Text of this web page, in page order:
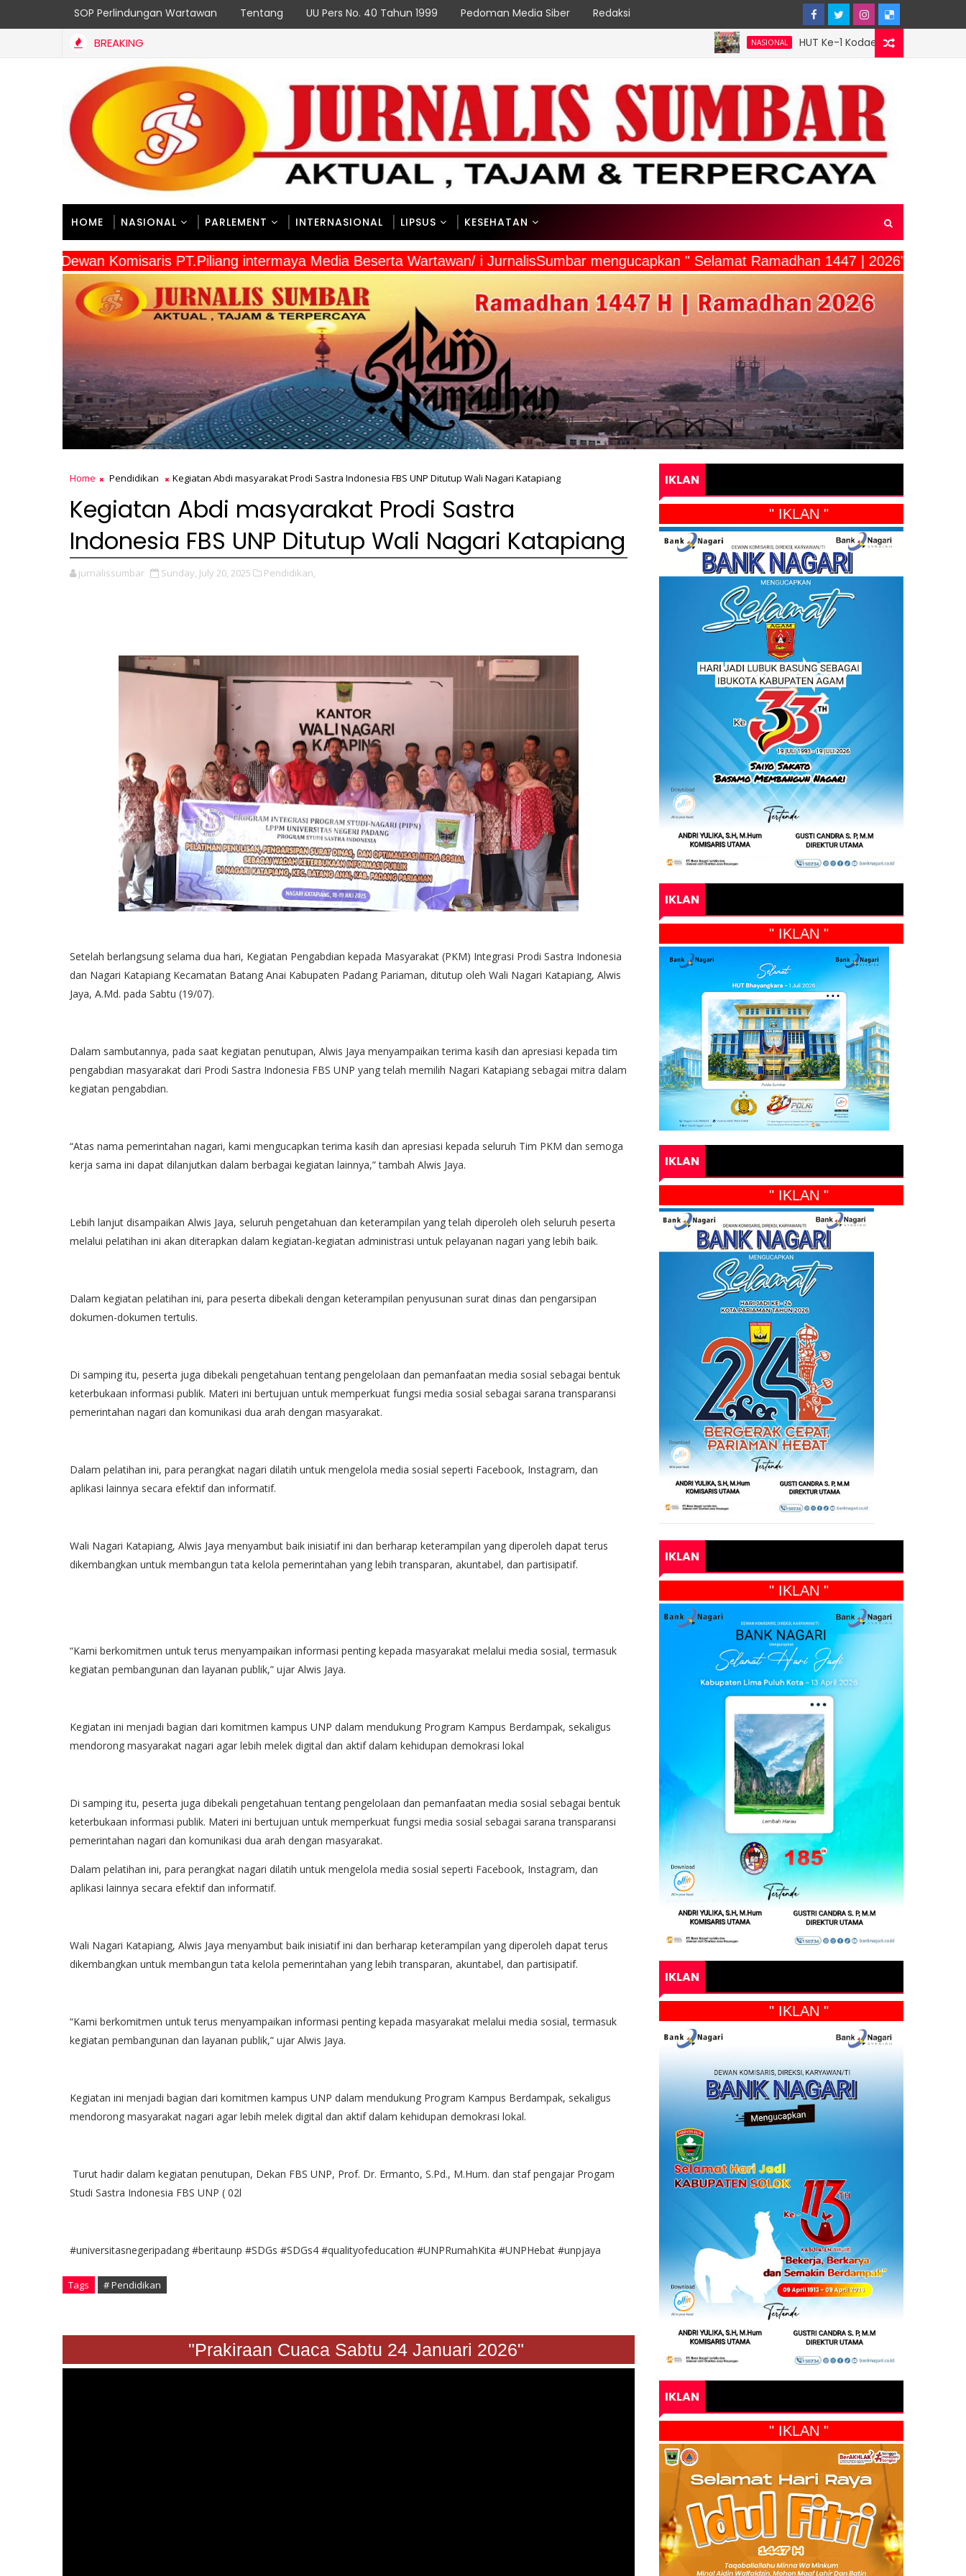
SOP Perlindungan Wartawan Tentang UU Pers No. 40 Tahun 1999 Pedoman Media Siber Redaksi
BREAKING NASIONAL HUT Ke-1 Kodaeral XIV Aster Pangkoarmada III
HOME NASIONAL PARLEMENT INTERNASIONAL LIPSUS KESEHATAN
" Dewan Komisaris PT.Piliang intermaya Media Beserta Wartawan/ i JurnalisSumbar mengucapkan " Selamat Ramadhan 1447 | 2026"
Home Pendidikan Kegiatan Abdi masyarakat Prodi Sastra Indonesia FBS UNP Ditutup Wali Nagari Katapiang
Kegiatan Abdi masyarakat Prodi Sastra
Indonesia FBS UNP Ditutup Wali Nagari Katapiang
jurnalissumbar Sunday, July 20, 2025 Pendidikan,
Setelah berlangsung selama dua hari, Kegiatan Pengabdian kepada Masyarakat (PKM) Integrasi Prodi Sastra Indonesia
dan Nagari Katapiang Kecamatan Batang Anai Kabupaten Padang Pariaman, ditutup oleh Wali Nagari Katapiang, Alwis
Jaya, A.Md. pada Sabtu (19/07).
Dalam sambutannya, pada saat kegiatan penutupan, Alwis Jaya menyampaikan terima kasih dan apresiasi kepada tim
pengabdian masyarakat dari Prodi Sastra Indonesia FBS UNP yang telah memilih Nagari Katapiang sebagai mitra dalam
kegiatan pengabdian.
“Atas nama pemerintahan nagari, kami mengucapkan terima kasih dan apresiasi kepada seluruh Tim PKM dan semoga
kerja sama ini dapat dilanjutkan dalam berbagai kegiatan lainnya,” tambah Alwis Jaya.
Lebih lanjut disampaikan Alwis Jaya, seluruh pengetahuan dan keterampilan yang telah diperoleh oleh seluruh peserta
melalui pelatihan ini akan diterapkan dalam kegiatan-kegiatan administrasi untuk pelayanan nagari yang lebih baik.
Dalam kegiatan pelatihan ini, para peserta dibekali dengan keterampilan penyusunan surat dinas dan pengarsipan
dokumen-dokumen tertulis.
Di samping itu, peserta juga dibekali pengetahuan tentang pengelolaan dan pemanfaatan media sosial sebagai bentuk
keterbukaan informasi publik. Materi ini bertujuan untuk memperkuat fungsi media sosial sebagai sarana transparansi
pemerintahan nagari dan komunikasi dua arah dengan masyarakat.
Dalam pelatihan ini, para perangkat nagari dilatih untuk mengelola media sosial seperti Facebook, Instagram, dan
aplikasi lainnya secara efektif dan informatif.
Wali Nagari Katapiang, Alwis Jaya menyambut baik inisiatif ini dan berharap keterampilan yang diperoleh dapat terus
dikembangkan untuk membangun tata kelola pemerintahan yang lebih transparan, akuntabel, dan partisipatif.
“Kami berkomitmen untuk terus menyampaikan informasi penting kepada masyarakat melalui media sosial, termasuk
kegiatan pembangunan dan layanan publik,” ujar Alwis Jaya.
Kegiatan ini menjadi bagian dari komitmen kampus UNP dalam mendukung Program Kampus Berdampak, sekaligus
mendorong masyarakat nagari agar lebih melek digital dan aktif dalam kehidupan demokrasi lokal
Di samping itu, peserta juga dibekali pengetahuan tentang pengelolaan dan pemanfaatan media sosial sebagai bentuk
keterbukaan informasi publik. Materi ini bertujuan untuk memperkuat fungsi media sosial sebagai sarana transparansi
pemerintahan nagari dan komunikasi dua arah dengan masyarakat.
Dalam pelatihan ini, para perangkat nagari dilatih untuk mengelola media sosial seperti Facebook, Instagram, dan
aplikasi lainnya secara efektif dan informatif.
Wali Nagari Katapiang, Alwis Jaya menyambut baik inisiatif ini dan berharap keterampilan yang diperoleh dapat terus
dikembangkan untuk membangun tata kelola pemerintahan yang lebih transparan, akuntabel, dan partisipatif.
“Kami berkomitmen untuk terus menyampaikan informasi penting kepada masyarakat melalui media sosial, termasuk
kegiatan pembangunan dan layanan publik,” ujar Alwis Jaya.
Kegiatan ini menjadi bagian dari komitmen kampus UNP dalam mendukung Program Kampus Berdampak, sekaligus
mendorong masyarakat nagari agar lebih melek digital dan aktif dalam kehidupan demokrasi lokal.
Turut hadir dalam kegiatan penutupan, Dekan FBS UNP, Prof. Dr. Ermanto, S.Pd., M.Hum. dan staf pengajar Progam
Studi Sastra Indonesia FBS UNP ( 02l
#universitasnegeripadang #beritaunp #SDGs #SDGs4 #qualityofeducation #UNPRumahKita #UNPHebat #unpjaya
Tags # Pendidikan
"Prakiraan Cuaca Sabtu 24 Januari 2026"
IKLAN
" IKLAN "
IKLAN
" IKLAN "
IKLAN
" IKLAN "
IKLAN
" IKLAN "
IKLAN
" IKLAN "
IKLAN
" IKLAN "